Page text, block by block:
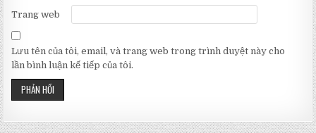
Trang web
Lưu tên của tôi, email, và trang web trong trình duyệt này cho
lần bình luận kế tiếp của tôi.